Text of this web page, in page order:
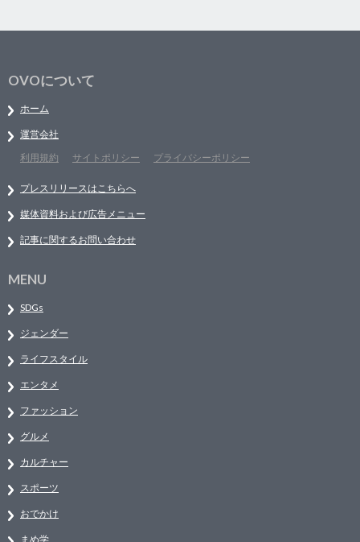
OVOについて
ホーム
運営会社
利用規約
サイトポリシー プライバシーポリシー
プレスリリースはこちらへ
媒体資料および広告メニュー
記事に関するお問い合わせ
MENU
SDGs
ジェンダー
ライフスタイル
エンタメ
ファッション
グルメ
カルチャー
スポーツ
おでかけ
まめ学